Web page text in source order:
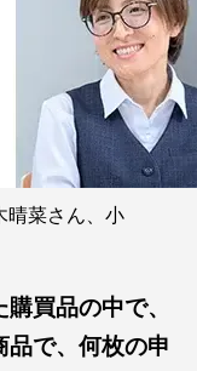
晴菜さん、小
買品の中で、
品で、何枚の申